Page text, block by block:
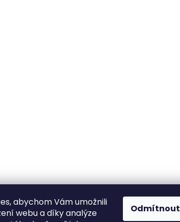
abychom Vám umožnili
webu a díky analýze
Odmítnout